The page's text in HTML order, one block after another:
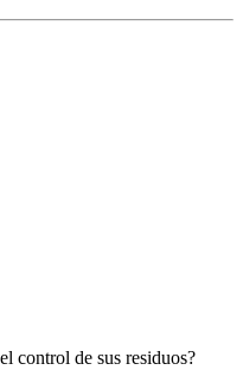
control de sus residuos?